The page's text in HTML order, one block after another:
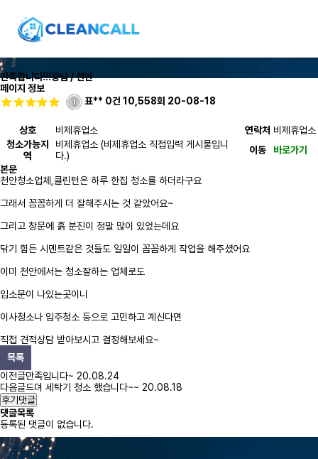
만족합니다!!!충남 / 천안
페이지 정보
표** 0건 10,558회 20-08-18
상호 비제휴업소 연락처 비제휴업소
청소가능지
역
비제휴업소 (비제휴업소 직접입력 게시물입니
다.)
이동
바로가기
본문
천안청소업체,클린턴은 하루 한집 청소를 하더라구요
그래서 꼼꼼하게 더 잘해주시는 것 같았어요~
그리고 창문에 흙 분진이 정말 많이 있었는데요
닦기 힘든 시멘트같은 것들도 일일이 꼼꼼하게 작업을 해주셨어요
이미 천안에서는 청소잘하는 업체로도
입소문이 나있는곳이니
이사청소나 입주청소 등으로 고민하고 계신다면
직접 견적상담 받아보시고 결정해보세요~
목록
이전글만족입니다~ 20.08.24
다음글드뎌 세탁기 청소 했습니다~~ 20.08.18
후기댓글
댓글목록
등록된 댓글이 없습니다.